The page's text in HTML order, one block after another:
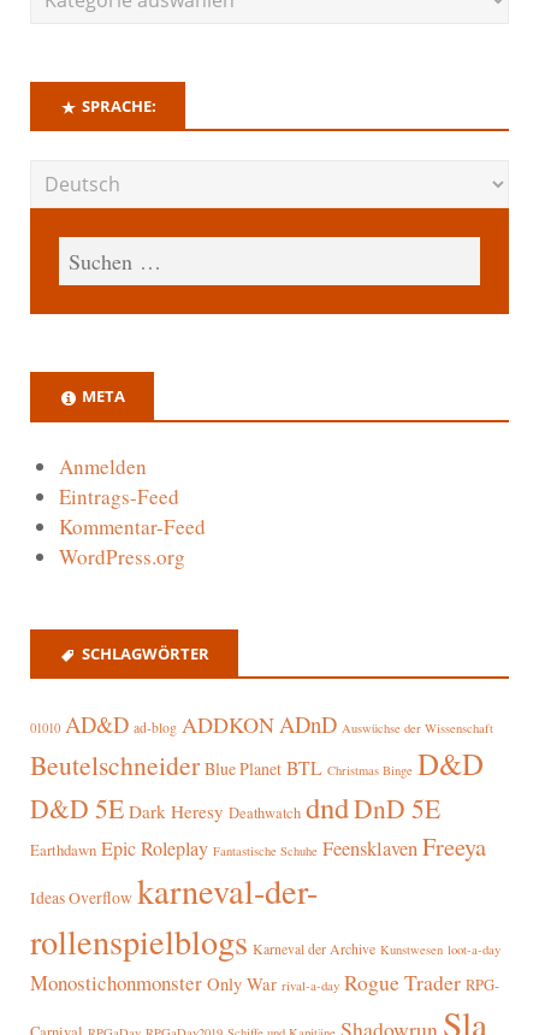
SPRACHE:
META
Anmelden
Eintrags-Feed
Kommentar-Feed
WordPress.org
SCHLAGWÖRTER
01010 AD&D ad-blog ADDKONADnD Auswüchse der Wissenschaft
Beutelschneider Blue Planet BTL Christmas Binge D&D
D&D 5E Dark Heresy Deathwatch dndDnD 5E
Earthdawn Epic Roleplay Fantastische Schuhe FeensklavenFreeya
Ideas Overflow karneval-der-
rollenspielblogs Karneval der Archive Kunstwesen loot-a-day
Monostichonmonster Only War rival-a-day Rogue Trader RPG-
Shadowrun Sla